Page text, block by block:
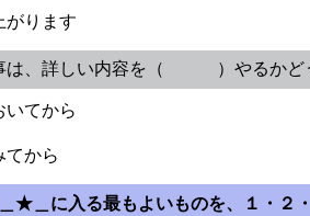
がります
は、詳しい内容を（ ）やるかどう
いてから
てから
★＿に入る最もよいものを、１・２